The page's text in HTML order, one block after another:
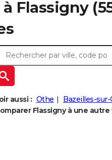
Flassigny
aussi : Othe Bazeilles-
Flassigny à une autre